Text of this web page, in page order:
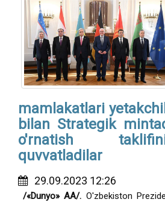
mamlakatlari
bilan Strategik
o'rnatish
quvvatladilar
29.09.2023 12:26
/«Dunyo» AA/. O'zbekiston